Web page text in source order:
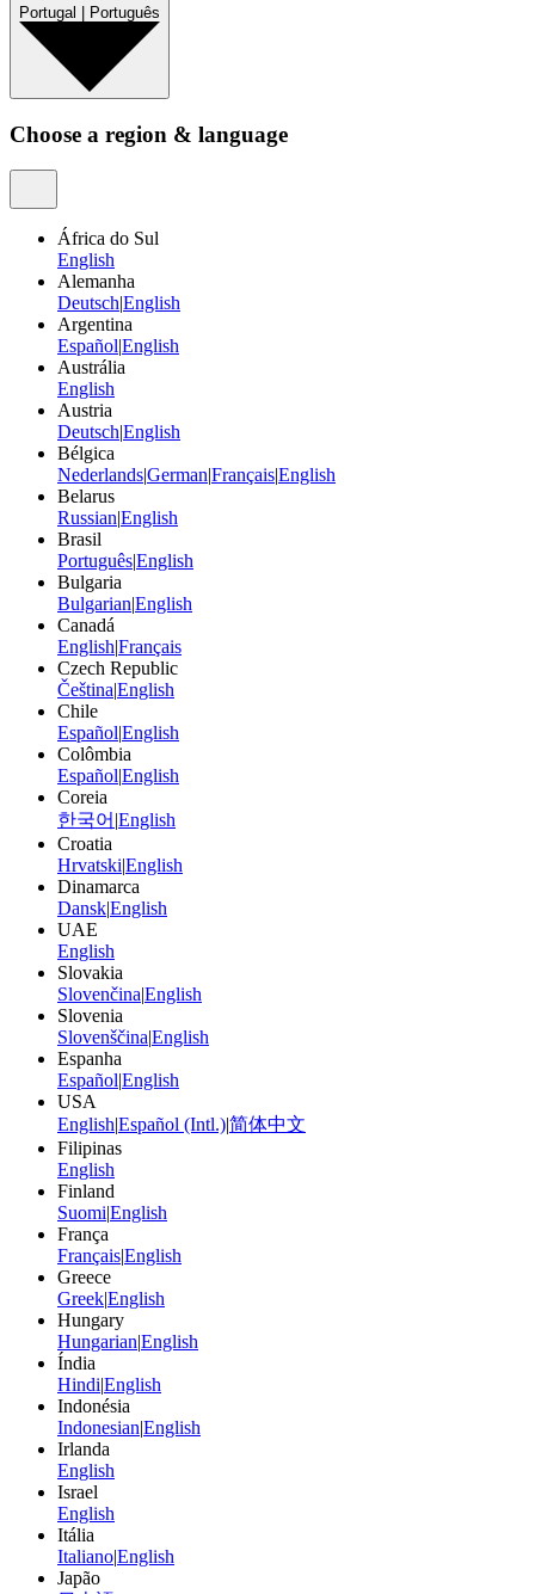
Portugal Português
Choose a region & language
África do Sul
English
Alemanha
Deutsch|English
Argentina
Español|English
Austrália
English
Austria
Deutsch|English
Bélgica
Nederlands|German|Français|English
Belarus
Russian|English
Brasil
Português|English
Bulgaria
Bulgarian|English
Canadá
English|Français
Czech Republic
Čeština|English
Chile
Español|English
Colômbia
Español|English
Coreia
한국어 |English
Croatia
Hrvatski|English
Dinamarca
Dansk|English
UAE
English
Slovakia
Slovenčina|English
Slovenia
Slovenščina|English
Espanha
Español|English
USA
English|Español (Intl.)|简体中文
Filipinas
English
Finland
Suomi|English
França
Français|English
Greece
Greek|English
Hungary
Hungarian|English
Índia
Hindi|English
Indonésia
Indonesian|English
Irlanda
English
Israel
English
Itália
Italiano|English
Japão